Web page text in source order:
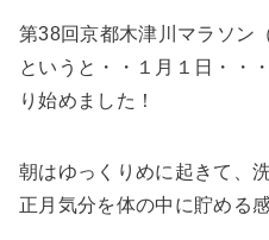
第38回京都木津川マラソン
というと・・ １月１日 ・・・
り始めました ！
朝はゆっくりめに起きて、
正月気分を体の中に貯める